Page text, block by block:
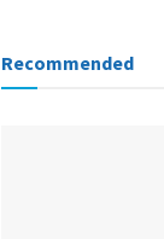
Recommended